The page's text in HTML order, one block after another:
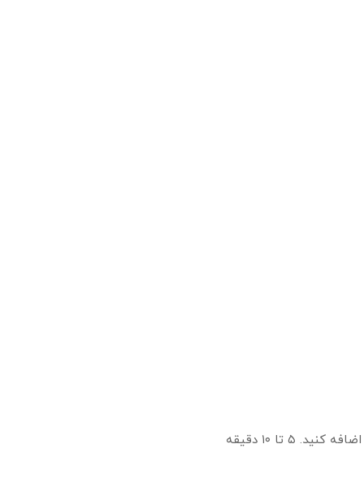
را اضافه کنید. ۵ تا ۱۰ دقیقه